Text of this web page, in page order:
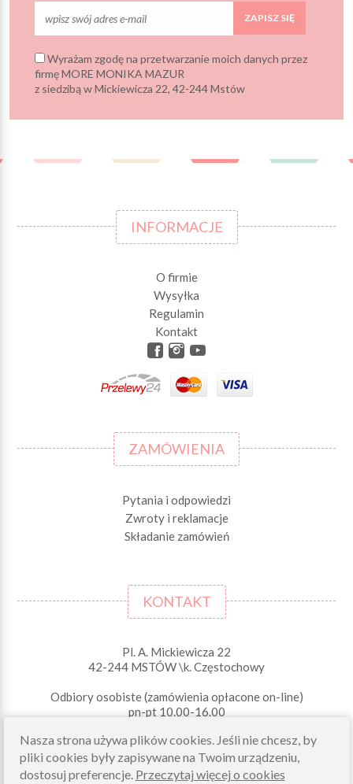
ZAPISZ SIĘ
Wyrażam zgodę na przetwarzanie moich danych przez
firmę MORE MONIKA MAZUR
z siedzibą w Mickiewicza 22, 42-244 Mstów
INFORMACJE
O firmie
Wysyłka
Regulamin
Kontakt
ZAMÓWIENIA
Pytania i odpowiedzi
Zwroty i reklamacje
Składanie zamówień
KONTAKT
Pl. A. Mickiewicza 22
42-244 MSTÓW \k. Częstochowy
Odbiory osobiste (zamówienia opłacone on-line)
pn-pt 10.00-16.00
+48 34 506 50 60
+48 34 506 50 70
Nasza strona używa plików cookies. Jeśli nie chcesz, by
pliki cookies były zapisywane na Twoim urządzeniu,
dostosuj preferencje. Przeczytaj więcej o cookies